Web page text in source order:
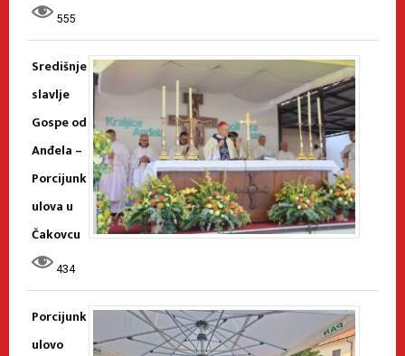
555
Središnje
slavlje
Gospe od
Anđela –
Porcijunk
ulova u
Čakovcu
434
Porcijunk
ulovo